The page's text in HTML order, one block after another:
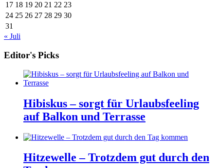
17 18 19 20 21 22 23
24 25 26 27 28 29 30
31
« Juli
Editor's Picks
Hibiskus – sorgt für Urlaubsfeeling
auf Balkon und Terrasse
Hitzewelle – Trotzdem gut durch den